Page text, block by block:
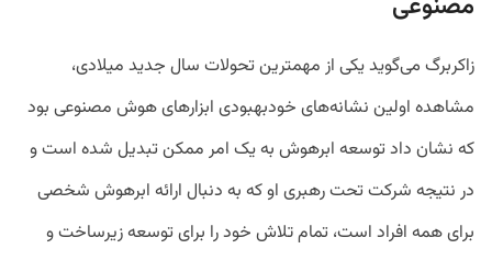
زاکربرگ می‌گوید یکی از مهمترین تحولات سال جدید میلادی،
مشاهده اولین نشانه‌های خودبهبودی ابزارهای هوش مصنوعی بود
که نشان داد توسعه ابرهوش به یک امر ممکن تبدیل شده است و
در نتیجه شرکت تحت رهبری او که به دنبال ارائه ابرهوش شخصی
برای همه افراد است، تمام تلاش خود را برای توسعه زیرساخت و